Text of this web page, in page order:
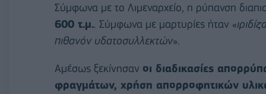
Σύμφωνα με το Λιμεναρχείο, η ρύπανση
600 τ.μ.. Σύμφωνα με μαρτυρίες ήταν «
πιθανόν υδατοσυλλεκτών».
Αμέσως ξεκίνησαν οι διαδικασίες
φραγμάτων, χρήση απορροφητικών